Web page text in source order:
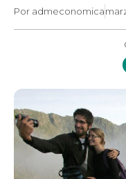
Por admeconomica